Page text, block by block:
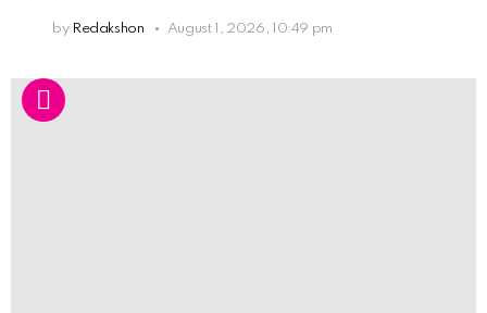
by Redakshon August 1, 2026, 10:49 pm